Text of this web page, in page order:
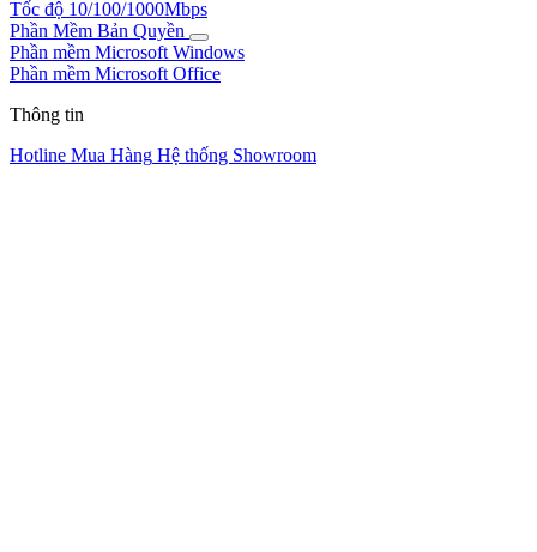
Tốc độ 10/100/1000Mbps
Phần Mềm Bản Quyền
Phần mềm Microsoft Windows
Phần mềm Microsoft Office
Thông tin
Hotline Mua Hàng Hệ thống Showroom